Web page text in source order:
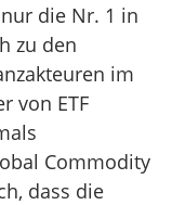
die Nr. 1 in
zu den
im
von ETF
Commodity
dass die